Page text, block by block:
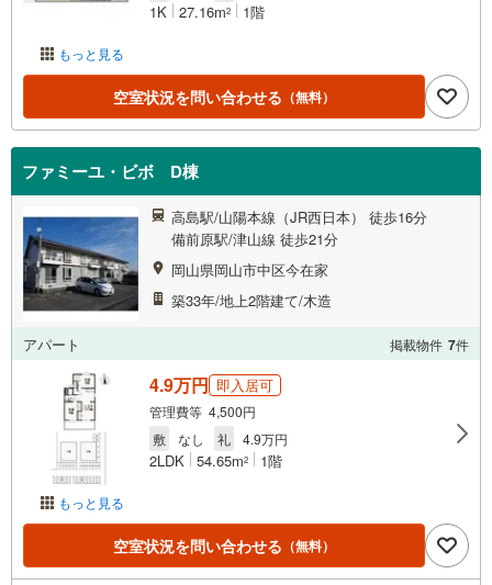
もっと見る
1K 27.16m2 1階
空室状況を問い合わせる （無料）
ファミーユ・ビボ D棟
高島駅/山陽本線（JR西日本） 徒歩16分
備前原駅/津山線 徒歩21分
岡山県岡山市中区今在家
築33年/地上2階建て/木造
アパート 掲載物件 7件
もっと見る
4.9万円 即入居可
管理費等 4,500円
敷
なし 礼 4.9万円
2LDK 54.65m2 1階
空室状況を問い合わせる （無料）